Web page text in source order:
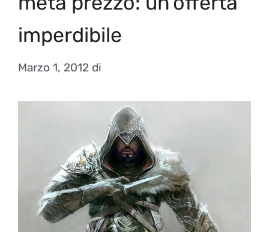
imperdibile
Marzo 1, 2012 di